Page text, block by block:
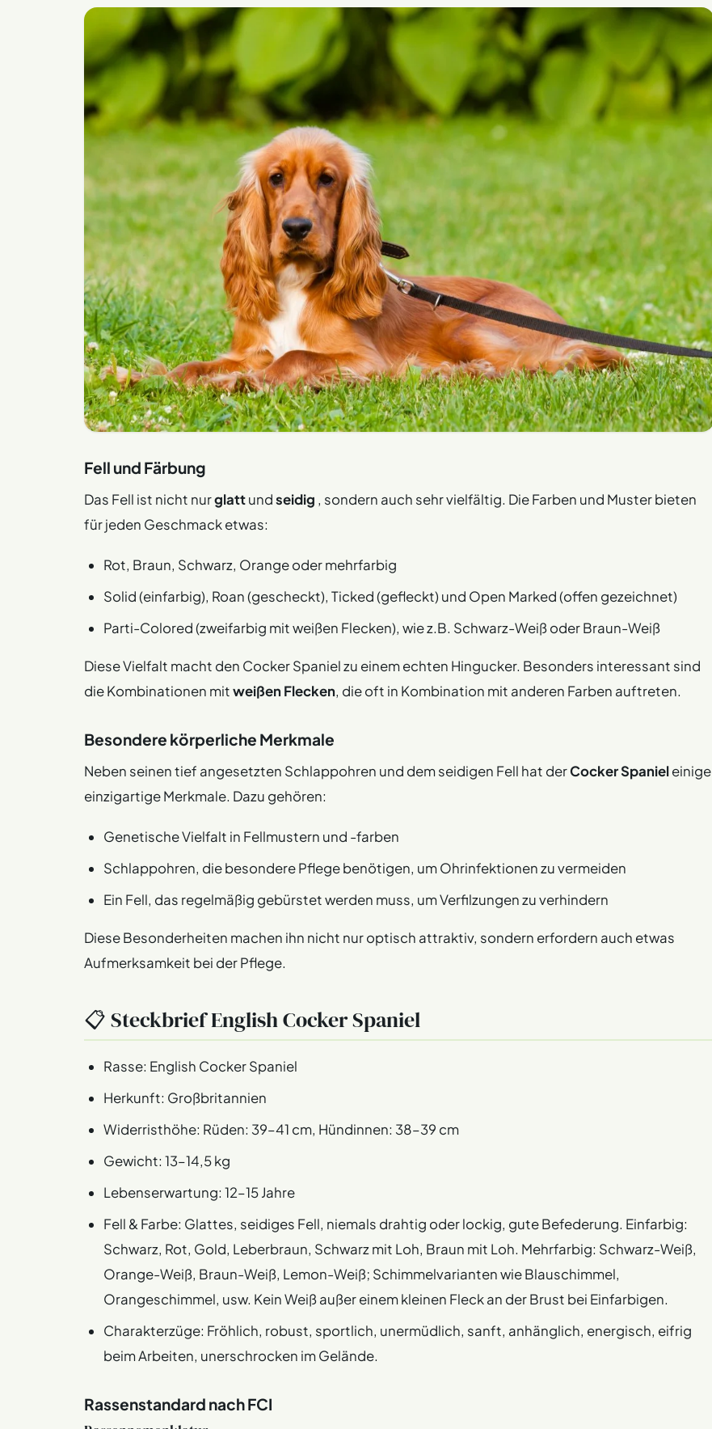
Fell und Färbung
Das Fell ist nicht nurglattundseidig , sondern auch sehr vielfältig. Die Farben und Muster bieten
für jeden Geschmack etwas:
Rot, Braun, Schwarz, Orange oder mehrfarbig
Solid (einfarbig), Roan (gescheckt), Ticked (gefleckt) und Open Marked (offen gezeichnet)
Parti-Colored (zweifarbig mit weißen Flecken), wie z.B. Schwarz-Weiß oder Braun-Weiß
Diese Vielfalt macht den Cocker Spaniel zu einem echten Hingucker. Besonders interessant sind
die Kombinationen mitweißen Flecken, die oft in Kombination mit anderen Farben auftreten.
Besondere körperliche Merkmale
Neben seinen tief angesetzten Schlappohren und dem seidigen Fell hat derCocker Spanieleinige
einzigartige Merkmale. Dazu gehören:
Genetische Vielfalt in Fellmustern und -farben
Schlappohren, die besondere Pflege benötigen, um Ohrinfektionen zu vermeiden
Ein Fell, das regelmäßig gebürstet werden muss, um Verfilzungen zu verhindern
Diese Besonderheiten machen ihn nicht nur optisch attraktiv, sondern erfordern auch etwas
Aufmerksamkeit bei der Pflege.
📋 Steckbrief English Cocker Spaniel
Rasse: English Cocker Spaniel
Herkunft: Großbritannien
Widerristhöhe: Rüden: 39–41 cm, Hündinnen: 38–39 cm
Gewicht: 13–14,5 kg
Lebenserwartung: 12–15 Jahre
Fell & Farbe: Glattes, seidiges Fell, niemals drahtig oder lockig, gute Befederung. Einfarbig:
Schwarz, Rot, Gold, Leberbraun, Schwarz mit Loh, Braun mit Loh. Mehrfarbig: Schwarz-Weiß,
Orange-Weiß, Braun-Weiß, Lemon-Weiß; Schimmelvarianten wie Blauschimmel,
Orangeschimmel, usw. Kein Weiß außer einem kleinen Fleck an der Brust bei Einfarbigen.
Charakterzüge: Fröhlich, robust, sportlich, unermüdlich, sanft, anhänglich, energisch, eifrig
beim Arbeiten, unerschrocken im Gelände.
Rassenstandard nach FCI